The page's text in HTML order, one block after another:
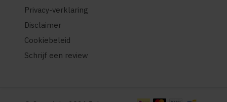
Privacy-verklaring
Disclaimer
Cookiebeleid
Schrijf een review